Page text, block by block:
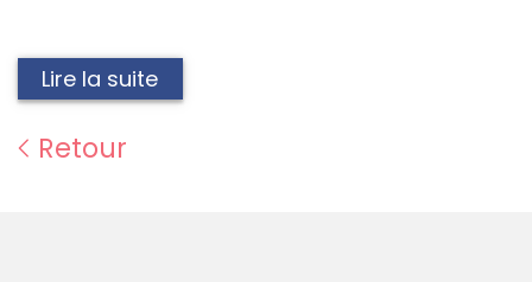
Lire la suite
Retour